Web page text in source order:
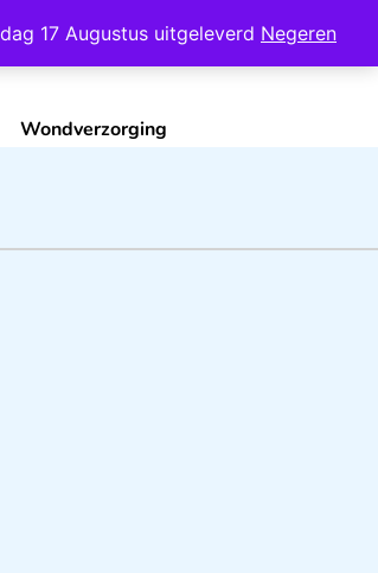
17 Augustus uitgeleverd Negeren
Wondverzorging